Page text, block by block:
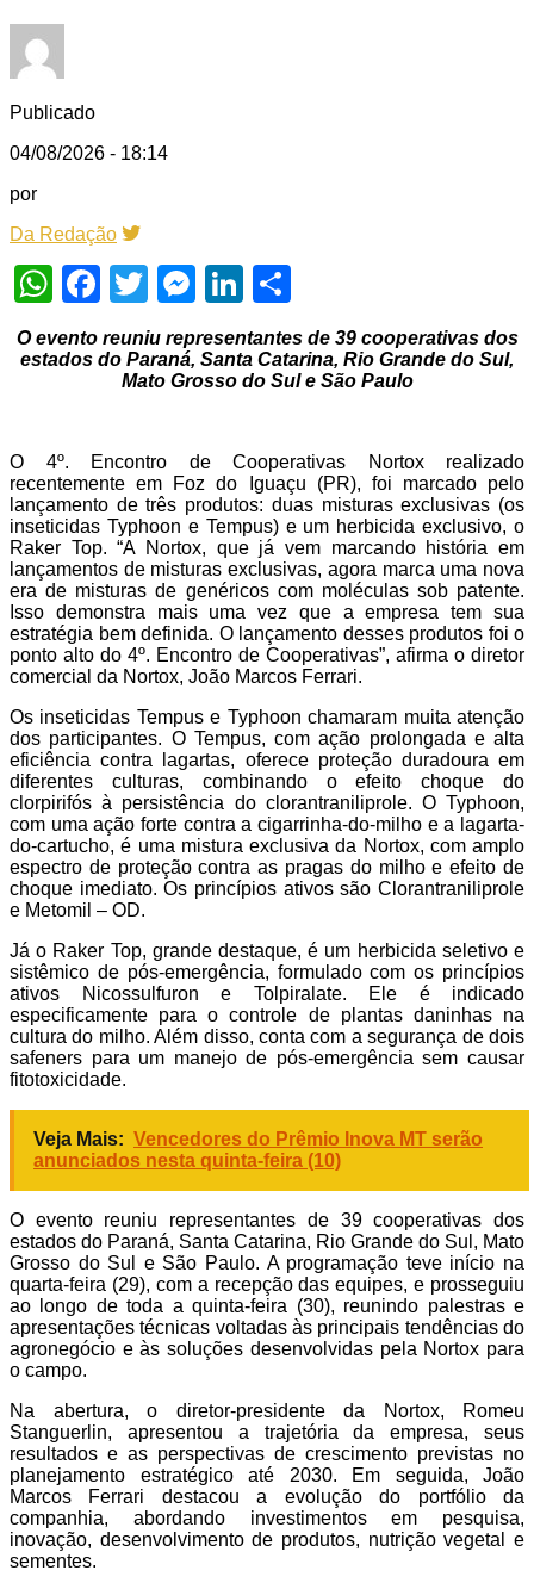
Publicado
04/08/2026 - 18:14
por
Da Redação
WhatsApp
Facebook
TwitterMessenger
LinkedIn
O evento reuniu representantes de 39 cooperativas dos
estados do Paraná, Santa Catarina, Rio Grande do Sul,
Mato Grosso do Sul e São Paulo
O 4º. Encontro de Cooperativas Nortox realizado
recentemente em Foz do Iguaçu (PR), foi marcado pelo
lançamento de três produtos: duas misturas exclusivas (os
inseticidas Typhoon e Tempus) e um herbicida exclusivo, o
Raker Top. “A Nortox, que já vem marcando história em
lançamentos de misturas exclusivas, agora marca uma nova
era de misturas de genéricos com moléculas sob patente.
Isso demonstra mais uma vez que a empresa tem sua
estratégia bem definida. O lançamento desses produtos foi o
ponto alto do 4º. Encontro de Cooperativas”, afirma o diretor
comercial da Nortox, João Marcos Ferrari.
Os inseticidas Tempus e Typhoon chamaram muita atenção
dos participantes. O Tempus, com ação prolongada e alta
eficiência contra lagartas, oferece proteção duradoura em
diferentes culturas, combinando o efeito choque do
clorpirifós à persistência do clorantraniliprole. O Typhoon,
com uma ação forte contra a cigarrinha-do-milho e a lagarta-
do-cartucho, é uma mistura exclusiva da Nortox, com amplo
espectro de proteção contra as pragas do milho e efeito de
choque imediato. Os princípios ativos são Clorantraniliprole
e Metomil – OD.
Já o Raker Top, grande destaque, é um herbicida seletivo e
sistêmico de pós-emergência, formulado com os princípios
ativos Nicossulfuron e Tolpiralate. Ele é indicado
especificamente para o controle de plantas daninhas na
cultura do milho. Além disso, conta com a segurança de dois
safeners para um manejo de pós-emergência sem causar
fitotoxicidade.
Veja Mais: Vencedores do Prêmio Inova MT serão
anunciados nesta quinta-feira (10)
O evento reuniu representantes de 39 cooperativas dos
estados do Paraná, Santa Catarina, Rio Grande do Sul, Mato
Grosso do Sul e São Paulo. A programação teve início na
quarta-feira (29), com a recepção das equipes, e prosseguiu
ao longo de toda a quinta-feira (30), reunindo palestras e
apresentações técnicas voltadas às principais tendências do
agronegócio e às soluções desenvolvidas pela Nortox para
o campo.
Na abertura, o diretor-presidente da Nortox, Romeu
Stanguerlin, apresentou a trajetória da empresa, seus
resultados e as perspectivas de crescimento previstas no
planejamento estratégico até 2030. Em seguida, João
Marcos Ferrari destacou a evolução do portfólio da
companhia, abordando investimentos em pesquisa,
inovação, desenvolvimento de produtos, nutrição vegetal e
sementes.